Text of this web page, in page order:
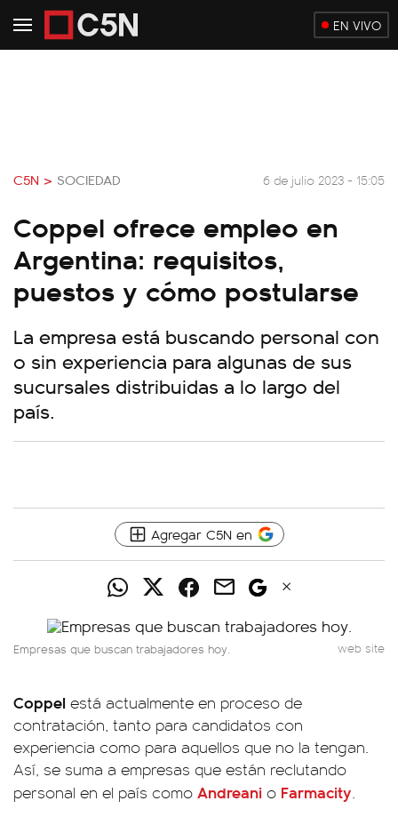
EN VIVO
C5N > SOCIEDAD 6 de julio 2023 - 15:05
Coppel ofrece empleo en
Argentina: requisitos,
puestos y cómo postularse
La empresa está buscando personal con
o sin experiencia para algunas de sus
sucursales distribuidas a lo largo del
país.
Agregar C5N en
Empresas que buscan trabajadores hoy. web site
Coppel está actualmente en proceso de
contratación, tanto para candidatos con
experiencia como para aquellos que no la tengan.
Así, se suma a empresas que están reclutando
personal en el país como Andreani o Farmacity.